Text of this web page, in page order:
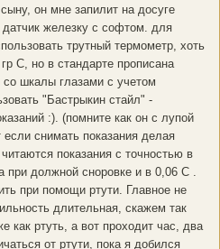
он мне запилит на досуге
железку с софтом. для
трутный термометр, хоть
С, но в стандарте прописана
со шкалы глазами с учетом
"Бастрыкин стайл" -
:). (помните как он с лупой
снимать показания делая
показания с точностью в
при должной сноровке и в 0,06 С .
при помощи ртути. Главное не
длительная, скажем так
как ртуть, а вот проходит час, два
от ртути, пока я добился